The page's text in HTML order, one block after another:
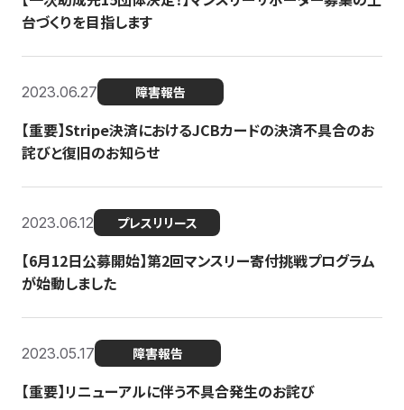
台づくりを目指します
2023.06.27 障害報告
【重要】Stripe決済におけるJCBカードの決済不具合のお
詫びと復旧のお知らせ
2023.06.12 プレスリリース
【6月12日公募開始】第2回マンスリー寄付挑戦プログラム
が始動しました
2023.05.17 障害報告
【重要】リニューアルに伴う不具合発生のお詫び